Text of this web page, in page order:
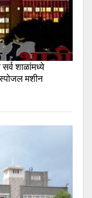
शाळांमध्ये
मशीन